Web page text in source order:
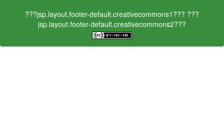
???jsp.layout.footer-default.creativecommons1??? ???
jsp.layout.footer-default.creativecommons2???